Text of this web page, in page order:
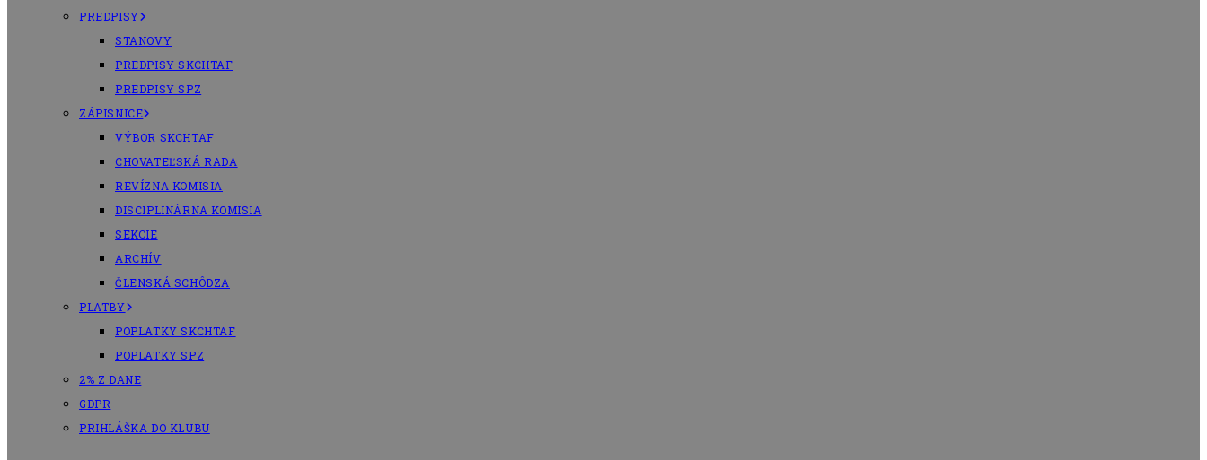
PREDPISY
STANOVY
PREDPISY SKCHTAF
PREDPISY SPZ
ZÁPISNICE
VÝBOR SKCHTAF
CHOVATEĽSKÁ RADA
REVÍZNA KOMISIA
DISCIPLINÁRNA KOMISIA
SEKCIE
ARCHÍV
ČLENSKÁ SCHÔDZA
PLATBY
POPLATKY SKCHTAF
POPLATKY SPZ
2% Z DANE
GDPR
PRIHLÁŠKA DO KLUBU